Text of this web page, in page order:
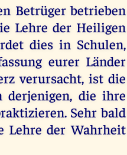
Betrüger betrieben
Lehre der Heiligen
dies in Schulen,
eurer Länder
verursacht, ist die
derjenigen, die ihre
Sehr bald
Lehre der Wahrheit